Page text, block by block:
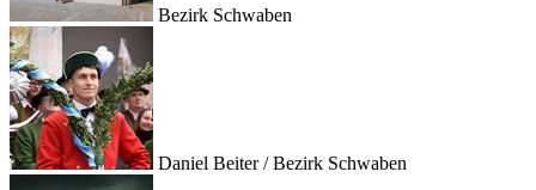
Bezirk Schwaben
Daniel Beiter / Bezirk Schwaben